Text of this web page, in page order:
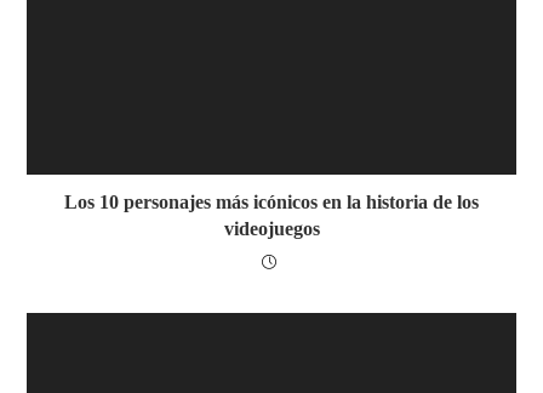
Los 10 personajes más icónicos en la historia de los
videojuegos